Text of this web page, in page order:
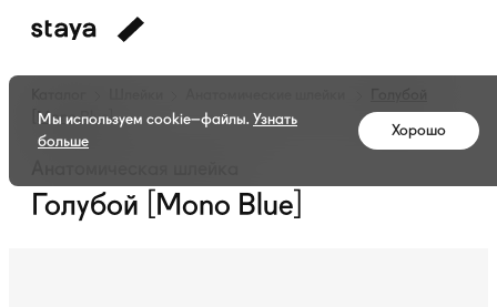
[Mono Blue]
Голубой [Mono Blue]
Мы используем cookie–файлы. Узнать
больше
Хорошо